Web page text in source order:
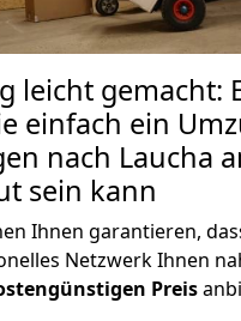
leicht gemacht:
einfach ein
nach Laucha
sein kann
Ihnen garantieren,
Netzwerk Ihnen
Preis